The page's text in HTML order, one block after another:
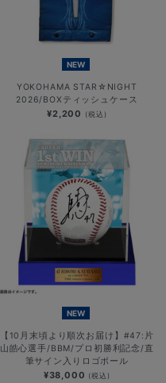
NEW
YOKOHAMA STAR☆NIGHT
2026/BOXティッシュケース
¥2,200 (税込)
NEW
【10月末頃より順次お届け】#47:片
山皓心選手/BBM/プロ初勝利記念/直
筆サイン入りロゴボール
¥38,000 (税込)